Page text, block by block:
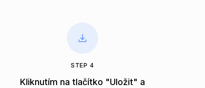
STEP 4
Kliknutím na tlačítko "Uložit" a